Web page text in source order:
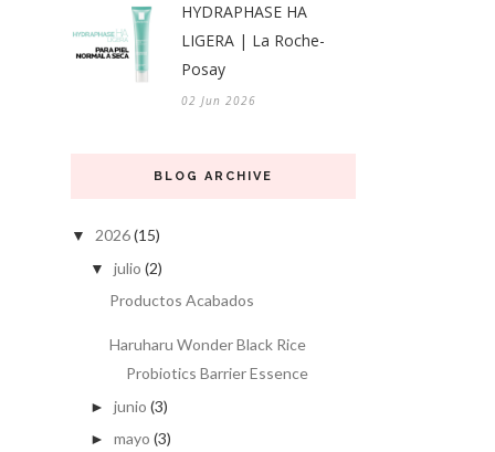
HYDRAPHASE HA
LIGERA | La Roche-
Posay
02 Jun 2026
BLOG ARCHIVE
▼ 2026(15)
▼ julio (2)
Productos Acabados
Haruharu Wonder Black Rice
Probiotics Barrier Essence
► junio (3)
► mayo (3)